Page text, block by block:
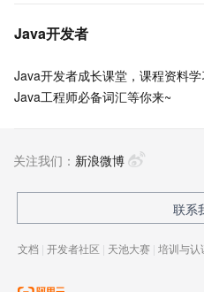
Java开发者
Java开发者成长课堂，课程资料学
Java工程师必备词汇等你来~
关注我们： 新浪微博
联系
文档 | 开发者社区 | 天池大赛 | 培训与认